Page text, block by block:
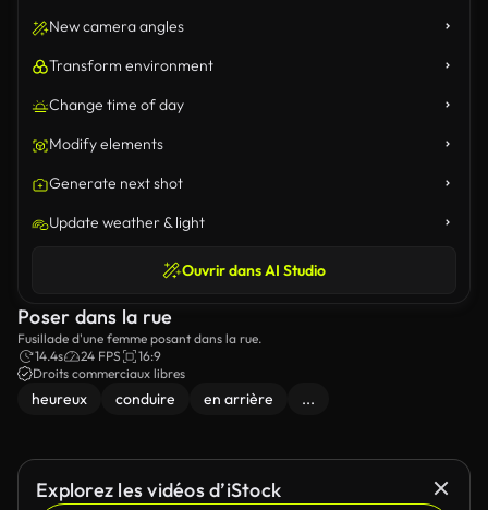
New camera angles
Transform environment
Change time of day
Modify elements
Generate next shot
Update weather & light
Ouvrir dans AI Studio
Poser dans la rue
Fusillade d'une femme posant dans la rue.
14.4s
24 FPS
16:9
Droits commerciaux libres
heureux conduire en arrière ...
Explorez les vidéos d’iStock